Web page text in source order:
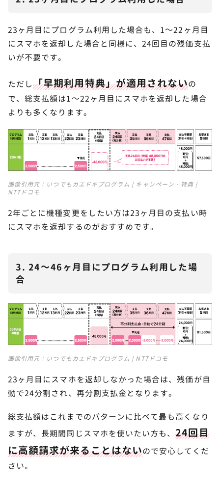
23ヶ月目にプログラム利用した場合も、1～22ヶ月目
にスマホを返却した場合と同様に、24回目の残価支払
いが不要です。
ただし「早期利用特典」が適用されないの
で、総支払額は1～22ヶ月目にスマホを返却した場合
よりも多くなります。
画像引用元： いつでもカエドキプログラム | キャンペーン・特典 |
NTTドコモ
2年ごとに機種変更をしたい方は23ヶ月目の支払い時
にスマホを返却するのがおすすめです。
3. 24～46ヶ月目にプログラム利用した場
合
画像引用元： いつでもカエドキプログラム | NTTドコモ
23ヶ月目にスマホを返却しなかった場合は、残価が自
動で24分割され、再分割支払金となります。
総支払額はこれまでのパターンに比べて最も高くなり
ますが、長期間同じスマホを使いたい方も、24回目
に高額請求が来ることはないので安心してくだ
さい。